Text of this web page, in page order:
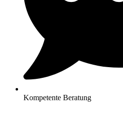
Kompetente Beratung